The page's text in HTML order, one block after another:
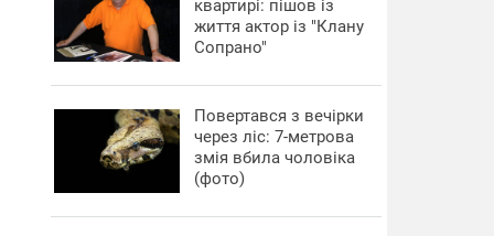
квартирі: пішов із
життя актор із "Клану
Сопрано"
Повертався з вечірки
через ліс: 7-метрова
змія вбила чоловіка
(фото)